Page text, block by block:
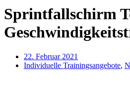
Sprintfallschirm
22. Februar 2021
Individuelle Trainingsangebote,